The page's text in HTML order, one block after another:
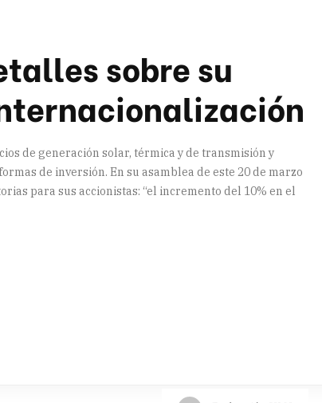
sobre su
de generación solar, térmica y de transmisión y
de inversión. En su asamblea de este 20 de marzo
para sus accionistas: “el incremento del 10% en el